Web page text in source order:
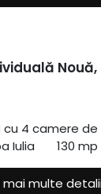
cu 4 camere de
Iulia
130 mp
mai multe